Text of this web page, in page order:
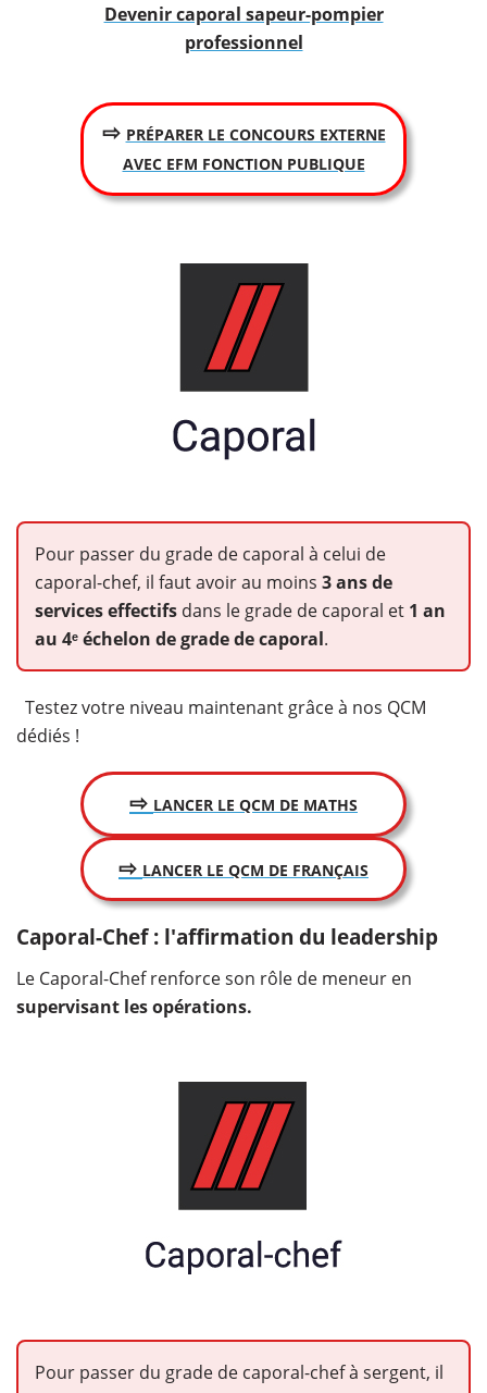
Devenir caporal sapeur-pompier
professionnel
⇨ PRÉPARER LE CONCOURS EXTERNE
AVEC EFM FONCTION PUBLIQUE
Pour passer du grade de caporal à celui de
caporal-chef, il faut avoir au moins 3 ans de
services effectifs dans le grade de caporal et 1 an
au 4ᵉ échelon de grade de caporal.
Testez votre niveau maintenant grâce à nos QCM
dédiés !
⇨ LANCER LE QCM DE MATHS
⇨ LANCER LE QCM DE FRANÇAIS
Caporal-Chef : l'affirmation du leadership
Le Caporal-Chef renforce son rôle de meneur en
supervisant les opérations.
Pour passer du grade de caporal-chef à sergent, il